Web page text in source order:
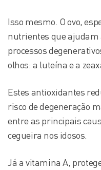
Isso mesmo. O ovo,
nutrientes que
processos
olhos: a luteína e a
Estes antioxidantes
risco de degeneração
entre as principais
cegueira nos idosos.
Já a vitamina A,